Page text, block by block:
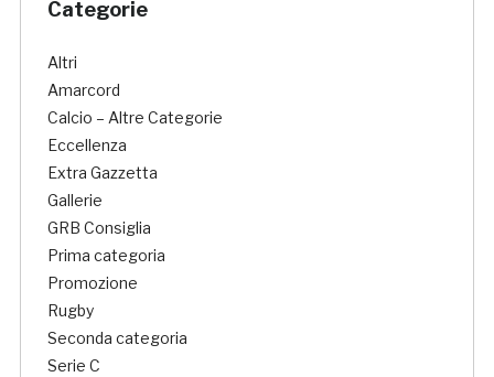
Categorie
Altri
Amarcord
Calcio – Altre Categorie
Eccellenza
Extra Gazzetta
Gallerie
GRB Consiglia
Prima categoria
Promozione
Rugby
Seconda categoria
Serie C